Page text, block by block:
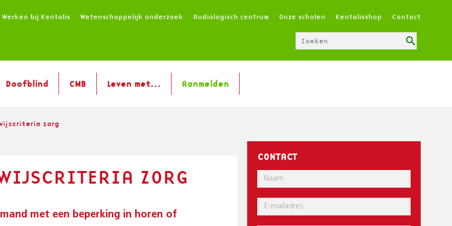
E
Werken bij Kentalis Wetenschappelijk onderzoek Audiologisch centrum Onze scholen Kentalisshop Contact
Doofblind CMB Leven met... Aanmelden
zorg
ZORG
met een beperking in horen of
CONTACT
Naam